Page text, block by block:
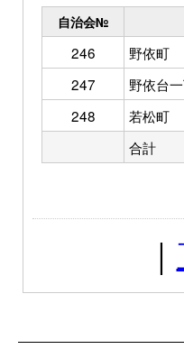
自治会№
246 野依町
247
野依台
248
若松町
合計
｜